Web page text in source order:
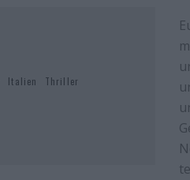
Italien
Thriller